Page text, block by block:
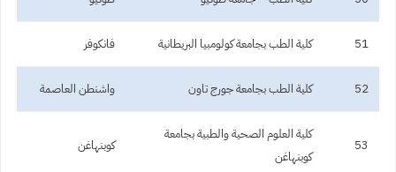
51 كلية الطب بجامعة كولومبيا البريطانية فانكوفر
52 كلية الطب بجامعة جورج تاون واشنطن العاصمة
53
كلية العلوم الصحية والطبية بجامعة
كوبنهاغن
كوبنهاغن